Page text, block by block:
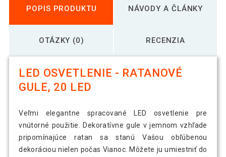
POPIS PRODUKTU NÁVODY A ČLÁNKY
OTÁZKY (0) RECENZIA
LED OSVETLENIE - RATANOVÉ
GULE, 20 LED
Veľmi elegantne spracované LED osvetlenie pre
vnútorné použitie. Dekoratívne gule v jemnom vzhľade
pripomínajúce ratan sa stanú Vašou obľúbenou
dekoráciou nielen počas Vianoc. Môžete ju umiestniť do